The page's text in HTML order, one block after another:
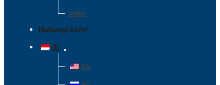
Video
Hubungi kami
ID
EN